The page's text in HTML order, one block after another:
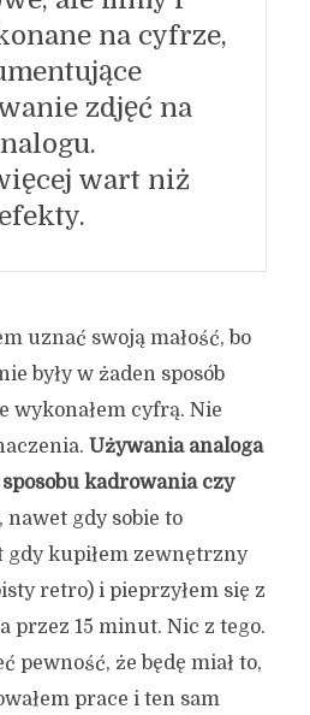
na cyfrze,
zdjęć na
wart niż
efekty.
uznać swoją małość, bo
były w żaden sposób
wykonałem cyfrą. Nie
Używania analoga
kadrowania czy
nawet gdy sobie to
gdy kupiłem zewnętrzny
retro) i pieprzyłem się z
przez 15 minut. Nic z tego.
pewność, że będę miał to,
prace i ten sam